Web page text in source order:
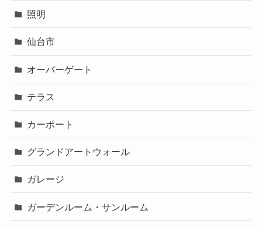
照明
仙台市
オーバーゲート
テラス
カーポート
グランドアートウォール
ガレージ
ガーデンルーム・サンルーム